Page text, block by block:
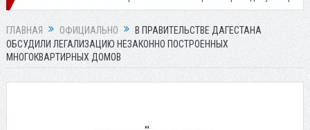
ГЛАВНАЯ ОФИЦИАЛЬНО
В ПРАВИТЕЛЬСТВЕ ДАГЕСТАНА
ОБСУДИЛИ ЛЕГАЛИЗАЦИЮ НЕЗАКОННО ПОСТРОЕННЫХ
МНОГОКВАРТИРНЫХ ДОМОВ